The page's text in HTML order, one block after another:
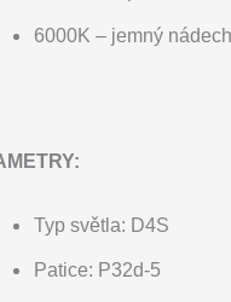
6000K – jemný
Typ světla: D4S
Patice: P32d-5